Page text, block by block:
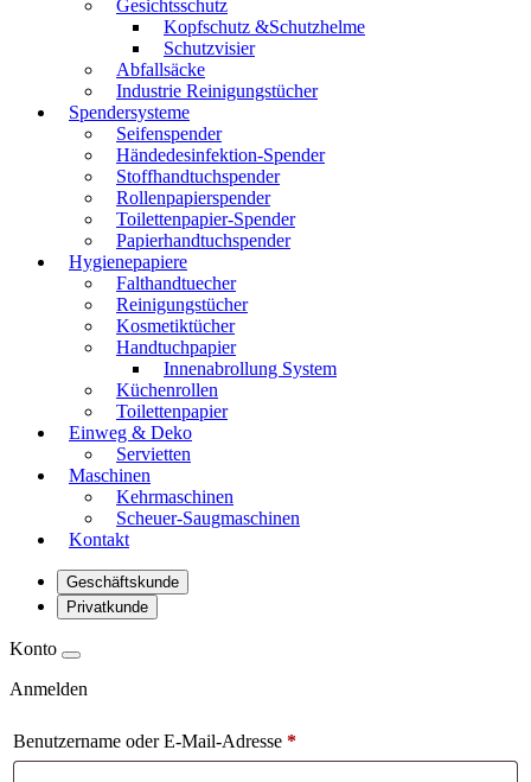
Gesichtsschutz
Kopfschutz &Schutzhelme
Schutzvisier
Abfallsäcke
Industrie Reinigungstücher
Spendersysteme
Seifenspender
Händedesinfektion-Spender
Stoffhandtuchspender
Rollenpapierspender
Toilettenpapier-Spender
Papierhandtuchspender
Hygienepapiere
Falthandtuecher
Reinigungstücher
Kosmetiktücher
Handtuchpapier
Innenabrollung System
Küchenrollen
Toilettenpapier
Einweg & Deko
Servietten
Maschinen
Kehrmaschinen
Scheuer-Saugmaschinen
Kontakt
Geschäftskunde
Privatkunde
Konto
Anmelden
Benutzername oder E-Mail-Adresse *